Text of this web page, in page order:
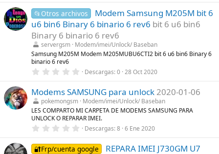
(
s
)
0
0
e
s
t
r
e
l
s
📂Otros archivos
Modem Samsung M205M bit 6
u6 bin6 Binary 6 binario 6 rev6 bit 6 u6 bin6
Binary 6 binario 6 rev6
servergsm Modem/imei/Unlock/ Baseban
Samsung M205M Modem M205MUBU6CTI2 bit 6 u6 bin6 Binary 6
binario 6 rev6
0
0
0
e
t
r
e
l
a
Descargas 0 28 Oct 2020
Modems SAMSUNG para unlock 2020-01-06
pokemongsm Modem/imei/Unlock/ Baseban
LES COMPARTO MI CARPETA DE MODEMS SAMSUNG PARA
UNLOCK O REPARAR IMEI.
0
0
0
Descargas 8 6 Ene 2020
🔐Frp/cuenta google
REPARA IMEI J730GM U7